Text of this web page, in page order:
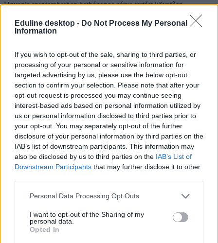
Eduline desktop - Do Not Process My Personal
Information
If you wish to opt-out of the sale, sharing to third parties, or
processing of your personal or sensitive information for
targeted advertising by us, please use the below opt-out
section to confirm your selection. Please note that after your
opt-out request is processed you may continue seeing
interest-based ads based on personal information utilized by
us or personal information disclosed to third parties prior to
your opt-out. You may separately opt-out of the further
disclosure of your personal information by third parties on the
IAB’s list of downstream participants. This information may
also be disclosed by us to third parties on the IAB’s List of
Downstream Participants that may further disclose it to other
Personal Data Processing Opt Outs
I want to opt-out of the Sharing of my
personal data.
Opted In
Ugyanis szeptemberben hathónapos zárva tartást követően
újranyitnak a franciaországi egyetemek - derül ki a felsőoktatási
minisztérium csütörtökön közzétett körleveléből.